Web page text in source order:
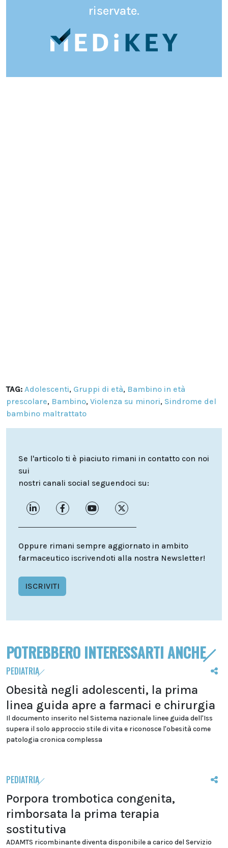
riservate.
TAG: Adolescenti, Gruppi di età, Bambino in età
prescolare, Bambino, Violenza su minori, Sindrome del
bambino maltrattato
Se l'articolo ti è piaciuto rimani in contatto con noi
sui
nostri canali social seguendoci su:
Oppure rimani sempre aggiornato in ambito
farmaceutico iscrivendoti alla nostra Newsletter!
ISCRIVITI
POTREBBERO INTERESSARTI ANCHE
PEDIATRIA
Obesità negli adolescenti, la prima
linea guida apre a farmaci e chirurgia
Il documento inserito nel Sistema nazionale linee guida dell'Iss
supera il solo approccio stile di vita e riconosce l'obesità come
patologia cronica complessa
PEDIATRIA
Porpora trombotica congenita,
rimborsata la prima terapia
sostitutiva
ADAMTS ricombinante diventa disponibile a carico del Servizio